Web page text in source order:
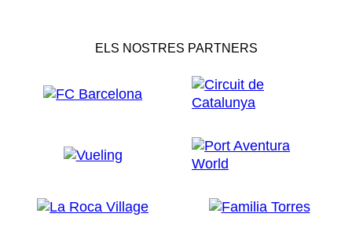
ELS NOSTRES PARTNERS